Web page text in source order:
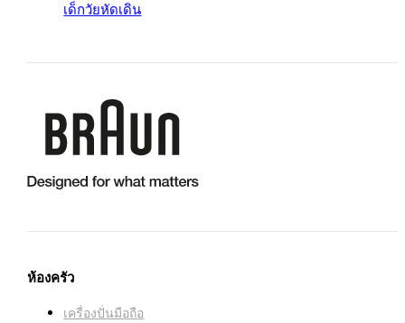
เด็กวัยหัดเดิน
ห้องครัว
เครื่องปั่นมือถือ